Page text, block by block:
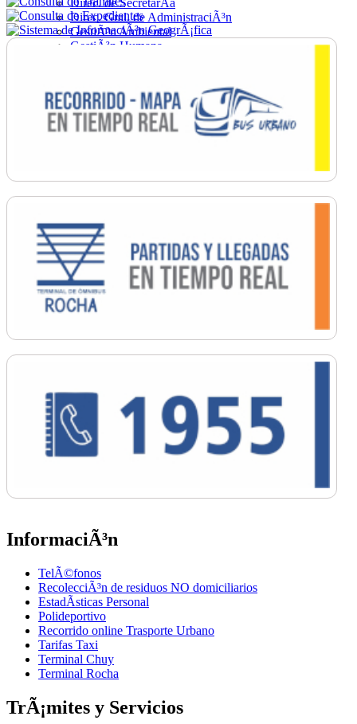
Direc. de SecretarÃ­a
Direc. Gral. de AdministraciÃ³n
GestiÃ³n Ambiental
GestiÃ³n Humana
Ordenamiento
PromociÃ³n Social
Salud
SecretarÃ­a General
InformaciÃ³n
TelÃ©fonos
RecolecciÃ³n de residuos NO domiciliarios
EstadÃ­sticas Personal
Polideportivo
Recorrido online Trasporte Urbano
Tarifas Taxi
Terminal Chuy
Terminal Rocha
TrÃ¡mites y Servicios